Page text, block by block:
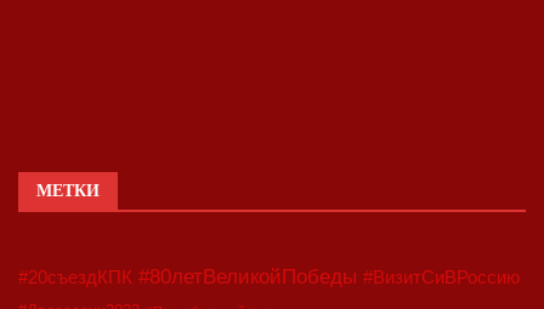
МЕТКИ
#20съездКПК #80летВеликойПобеды #ВизитСиВРоссию